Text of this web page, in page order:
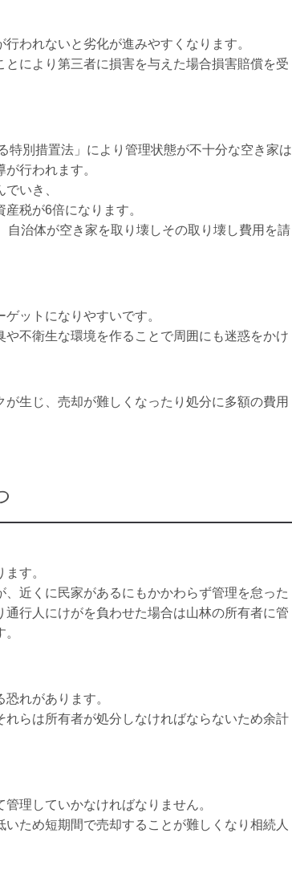
われないと劣化が進みやすくなります。
により第三者に損害を与えた場合損害賠償を受
特別措置法」により管理状態が不十分な空き家は
行われます。
いき、
税が6倍になります。
治体が空き家を取り壊しその取り壊し費用を請
ットになりやすいです。
不衛生な環境を作ることで周囲にも迷惑をかけ
生じ、売却が難しくなったり処分に多額の費用
す。
近くに民家があるにもかかわらず管理を怠った
行人にけがを負わせた場合は山林の所有者に管
れがあります。
らは所有者が処分しなければならないため余計
理していかなければなりません。
ため短期間で売却することが難しくなり相続人